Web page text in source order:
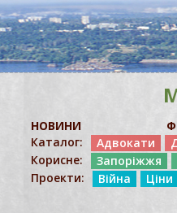
НОВИНИ
Каталог:
Адвокати
Корисне:
Запоріжжя
Проекти:
Війна Ціни